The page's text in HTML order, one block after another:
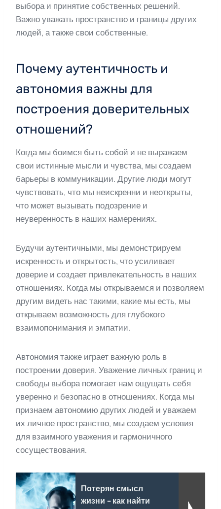
выбора и принятие собственных решений.
Важно уважать пространство и границы других
людей, а также свои собственные.
Почему аутентичность и
автономия важны для
построения доверительных
отношений?
Когда мы боимся быть собой и не выражаем
свои истинные мысли и чувства, мы создаем
барьеры в коммуникации. Другие люди могут
чувствовать, что мы неискренни и неоткрыты,
что может вызывать подозрение и
неуверенность в наших намерениях.
Будучи аутентичными, мы демонстрируем
искренность и открытость, что усиливает
доверие и создает привлекательность в наших
отношениях. Когда мы открываемся и позволяем
другим видеть нас такими, какие мы есть, мы
открываем возможность для глубокого
взаимопонимания и эмпатии.
Автономия также играет важную роль в
построении доверия. Уважение личных границ и
свободы выбора помогает нам ощущать себя
уверенно и безопасно в отношениях. Когда мы
признаем автономию других людей и уважаем
их личное пространство, мы создаем условия
для взаимного уважения и гармоничного
сосуществования.
Потерян смысл
жизни - как найти